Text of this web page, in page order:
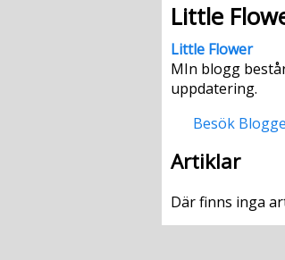
Little
Little Flower
MIn blogg
uppdatering.
Besök
Artiklar
Där finns inga